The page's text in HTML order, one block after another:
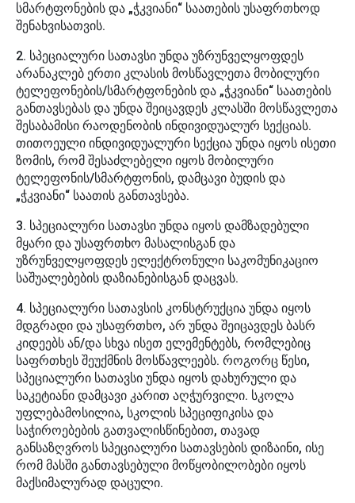
სმარტფონების და „ჭკვიანი“ საათების უსაფრთხოდ
შენახვისათვის.
2. სპეციალური სათავსი უნდა უზრუნველყოფდეს
არანაკლებ ერთი კლასის მოსწავლეთა მობილური
ტელეფონების/სმარტფონების და „ჭკვიანი“ საათების
განთავსებას და უნდა შეიცავდეს კლასში მოსწავლეთა
შესაბამისი რაოდენობის ინდივიდუალურ სექციას.
თითოეული ინდივიდუალური სექცია უნდა იყოს ისეთი
ზომის, რომ შესაძლებელი იყოს მობილური
ტელეფონის/სმარტფონის, დამცავი ბუდის და
„ჭკვიანი“ საათის განთავსება.
3. სპეციალური სათავსი უნდა იყოს დამზადებული
მყარი და უსაფრთხო მასალისგან და
უზრუნველყოფდეს ელექტრონული საკომუნიკაციო
საშუალებების დაზიანებისგან დაცვას.
4. სპეციალური სათავსის კონსტრუქცია უნდა იყოს
მდგრადი და უსაფრთხო, არ უნდა შეიცავდეს ბასრ
კიდეებს ან/და სხვა ისეთ ელემენტებს, რომლებიც
საფრთხეს შეუქმნის მოსწავლეებს. როგორც წესი,
სპეციალური სათავსი უნდა იყოს დახურული და
საკეტიანი დამცავი კარით აღჭურვილი. სკოლა
უფლებამოსილია, სკოლის სპეციფიკისა და
საჭიროებების გათვალისწინებით, თავად
განსაზღვროს სპეციალური სათავსების დიზაინი, ისე
რომ მასში განთავსებული მოწყობილობები იყოს
მაქსიმალურად დაცული.